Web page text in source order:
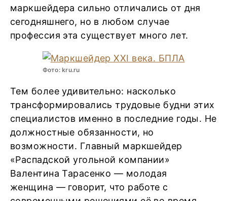
маркшейдера сильно отличались от дня
сегодняшнего, но в любом случае
профессия эта существует много лет.
Фото: kru.ru
Тем более удивительно: насколько
трансформировались трудовые будни этих
специалистов именно в последние годы. Не
должностные обязанности, но
возможности. Главный маркшейдер
«Распадской угольной компании»
Валентина Тарасенко — молодая
женщина — говорит, что работе с